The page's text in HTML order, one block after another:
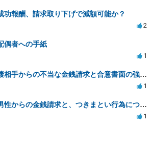
功報酬、請求取り下げで減額可能か？
2
偶者への手紙
1
未入籍の元同棲相手からの不当な金銭請求と合意書面の強要について
1
元交際相手の男性からの金銭請求と、つきまとい行為について
1